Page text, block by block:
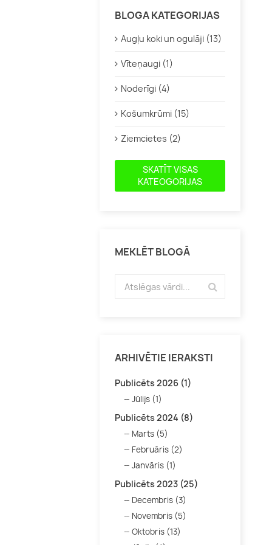
BLOGA KATEGORIJAS
Augļu koki un ogulāji (13)
Vīteņaugi (1)
Noderīgi (4)
Košumkrūmi (15)
Ziemcietes (2)
SKATĪT VISAS
KATEOGORIJAS
MEKLĒT BLOGĀ
ARHIVĒTIE IERAKSTI
Publicēts 2026 (1)
Jūlijs (1)
Publicēts 2024 (8)
Marts (5)
Februāris (2)
Janvāris (1)
Publicēts 2023 (25)
Decembris (3)
Novembris (5)
Oktobris (13)